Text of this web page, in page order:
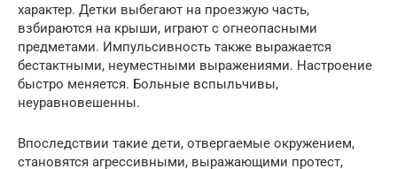
характер. Детки выбегают на проезжую часть,
взбираются на крыши, играют с огнеопасными
предметами. Импульсивность также выражается
бестактными, неуместными выражениями. Настроение
быстро меняется. Больные вспыльчивы,
неуравновешенны.
Впоследствии такие дети, отвергаемые окружением,
становятся агрессивными, выражающими протест,